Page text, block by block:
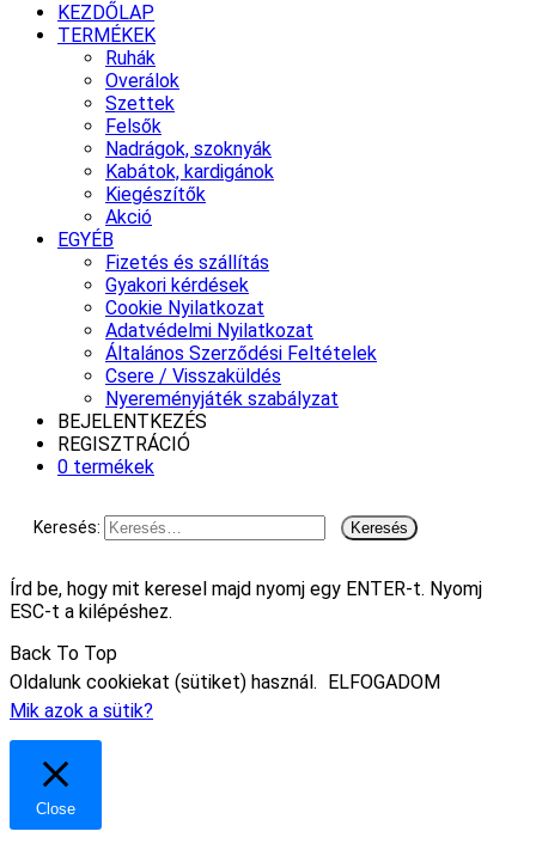
KEZDŐLAP
TERMÉKEK
Ruhák
Overálok
Szettek
Felsők
Nadrágok, szoknyák
Kabátok, kardigánok
Kiegészítők
Akció
EGYÉB
Fizetés és szállítás
Gyakori kérdések
Cookie Nyilatkozat
Adatvédelmi Nyilatkozat
Általános Szerződési Feltételek
Csere / Visszaküldés
Nyereményjáték szabályzat
BEJELENTKEZÉS
REGISZTRÁCIÓ
0 termékek
Keresés:
Írd be, hogy mit keresel majd nyomj egy ENTER-t. Nyomj
ESC-t a kilépéshez.
Back To Top
Oldalunk cookiekat (sütiket) használ.
ELFOGADOM
Mik azok a sütik?
Close